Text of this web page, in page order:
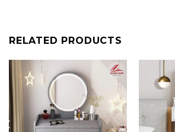
RELATED PRODUCTS